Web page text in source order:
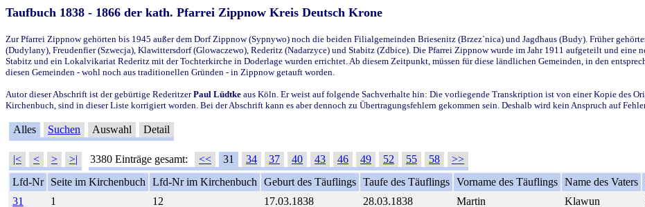
Taufbuch 1838 - 1866 der kath. Pfarrei Zippnow Kreis Deutsch Krone
Zur Pfarrei Zippnow gehörten bis 1945 außer dem Dorf Zippnow (Sypnywo) noch die beiden Filialgemeinden Briesenitz (Brzez`nica) und Jagdhaus (Budy). Früher
(Dudylany), Freudenfier (Szwecja), Klawittersdorf (Glowaczewo), Rederitz (Nadarzyce) und Stabitz (Zdbice). Die Pfarrei Zippnow wurde im Jahr 1911 aufgeteilt und eine
Stabitz und ein Lokalvikariat Rederitz mit der Tochterkirche in Doderlage wurden errichtet. Ab diesem Zeitpunkt, müssen für diese ländlichen Gemeinden, in den
diesen Gemeinden - wohl noch aus traditionellen Gründen - in Zippnow getauft worden.
Autor dieser Abschrift ist der gebürtige RederitzerPaul Lüdtke aus Köln. Er weist auf folgende Sachverhalte hin: Die vorliegende Transkription ist von einer Kopie des
Kirchenbuch, sind in dieser Liste korrigiert worden. Bei der Abschrift kann es aber dennoch zu Übertragungsfehlern gekommen sein. Deshalb wird kein Anspruch auf
Alles Suchen Auswahl Detail
|< < > >| 3380 Einträge gesamt: << 31 34 37 40 43 46 49 52 55 58
>>
Lfd-Nr
Seite im Kirchenbuch Lfd-Nr im Kirchenbuch Geburt des Täuflings Taufe des Täuflings Vorname des Täuflings Name des Vaters
31
1 12 17.03.1838 28.03.1838 Martin Klawun